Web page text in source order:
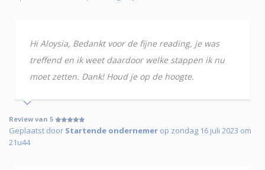
Hi Aloysia, Bedankt voor de fijne reading, je was
treffend en ik weet daardoor welke stappen ik nu
moet zetten. Dank! Houd je op de hoogte.
Review van 5
Geplaatst door Startende ondernemer op zondag 16 juli 2023 om
21u44